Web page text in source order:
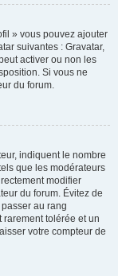
» vous pouvez ajouter
suivantes : Gravatar,
activer ou non les
Si vous ne
du forum.
indiquent le nombre
que les modérateurs
modifier
du forum. Évitez de
au rang
rarement tolérée et un
votre compteur de